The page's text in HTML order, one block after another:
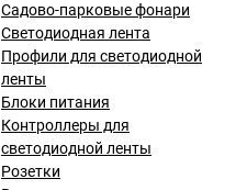
Садово-парковые фонари
Светодиодная лента
Профили для светодиодной
ленты
Блоки питания
Контроллеры для
светодиодной ленты
Розетки